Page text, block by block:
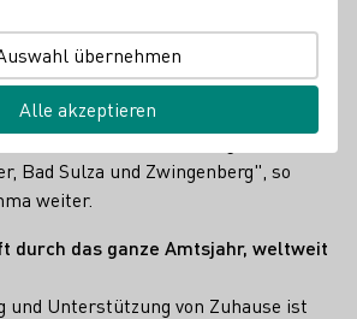
geht deshalb an alle Verantwortlichen
und Helfer, Ehrengäste und
Bad Sulza und Zwingenberg", so
weiter.
durch das ganze Amtsjahr, weltweit
und Unterstützung von Zuhause ist
übernehmen
Alle akzeptieren